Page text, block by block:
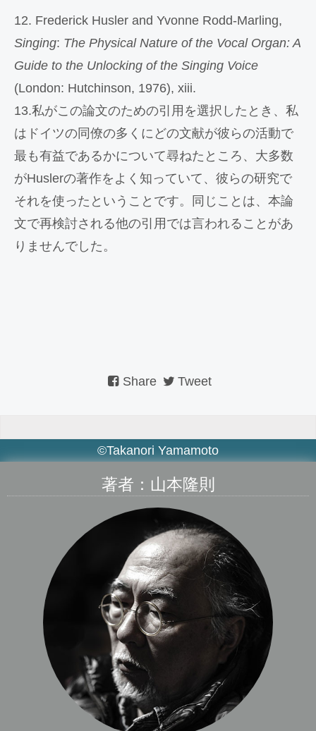
12. Frederick Husler and Yvonne Rodd-Marling,
Singing: The Physical Nature of the Vocal Organ: A
Guide to the Unlocking of the Singing Voice
(London: Hutchinson, 1976), xiii.
13.私がこの論文のための引用を選択したとき、私
はドイツの同僚の多くにどの文献が彼らの活動で
最も有益であるかについて尋ねたところ、大多数
がHuslerの著作をよく知っていて、彼らの研究で
それを使ったということです。同じことは、本論
文で再検討される他の引用では言われることがあ
りませんでした。
Share Tweet
©Takanori Yamamoto
著者：山本隆則